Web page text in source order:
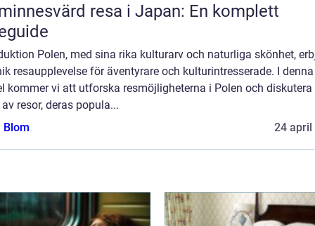
resa i Japan: En komplett
Polen, med sina rika kulturarv och naturliga skönhet,
resaupplevelse för äventyrare och kulturintresserade. I denna
kommer vi att utforska resmöjligheterna i Polen och
resor, deras popula...
Blom
24 april